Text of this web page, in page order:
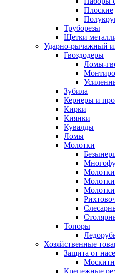
Плоские
Труборезы
Щетки
Ударно-рычажный
Гвоздодеры
Ломы-
Зубила
Кернеры и
Кирки
Киянки
Кувалды
Ломы
Молотки
Топоры
Хозяйственные
Защита от
Крепежные